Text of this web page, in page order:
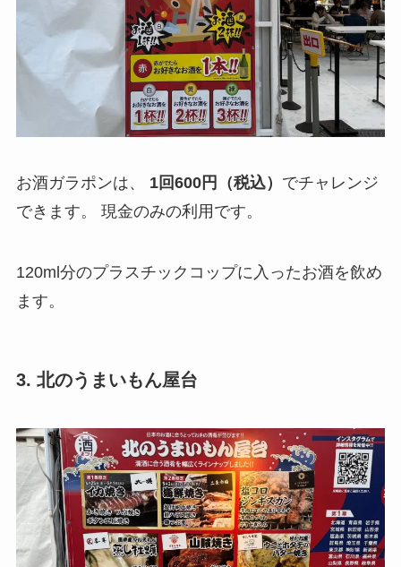
お酒ガラポンは、 1回600円（税込） でチャレンジ
できます。 現金のみの利用です。
120ml分のプラスチックコップに入ったお酒を飲め
ます。
3. 北のうまいもん屋台